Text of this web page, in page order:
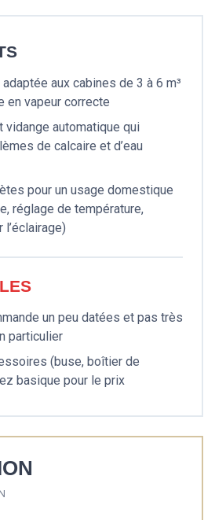
aux cabines de 3 à 6 m³
en vapeur correcte
vidange automatique qui
de calcaire et d’eau
pour un usage domestique
réglage de température,
un peu datées et pas très
particulier
(buse, boîtier de
basique pour le prix